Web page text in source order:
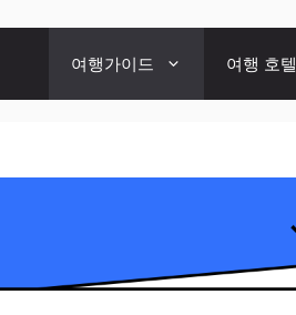
여행가이드 여행 호텔